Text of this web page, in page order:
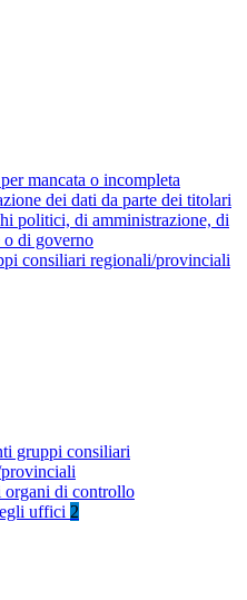
mancata o incompleta
dei dati da parte dei titolari
politici, di amministrazione, di
o di governo
consiliari regionali/provinciali
gruppi consiliari
organi di controllo
uffici 2